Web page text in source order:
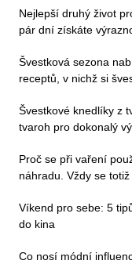
Nejlepší druhý život
pár dní získáte
Švestková sezona
receptů, v nichž si
Švestkové knedlíky z
tvaroh pro dokonalý
Proč se při vaření
náhradu. Vždy se
Víkend pro sebe: 5
do kina
Co nosí módní